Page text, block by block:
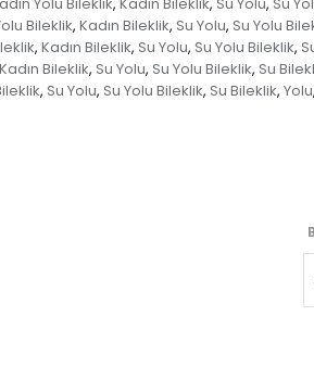
, , ,
Bileklik, Kadın Bileklik, Su Yolu, Su Yolu
, Kadın Bileklik, Su Yolu, Su Yolu Bileklik,
Kadın Bileklik, Su Yolu, Su Yolu Bileklik, Su
, Su Yolu, Su Yolu Bileklik, Su Bileklik, Yolu,